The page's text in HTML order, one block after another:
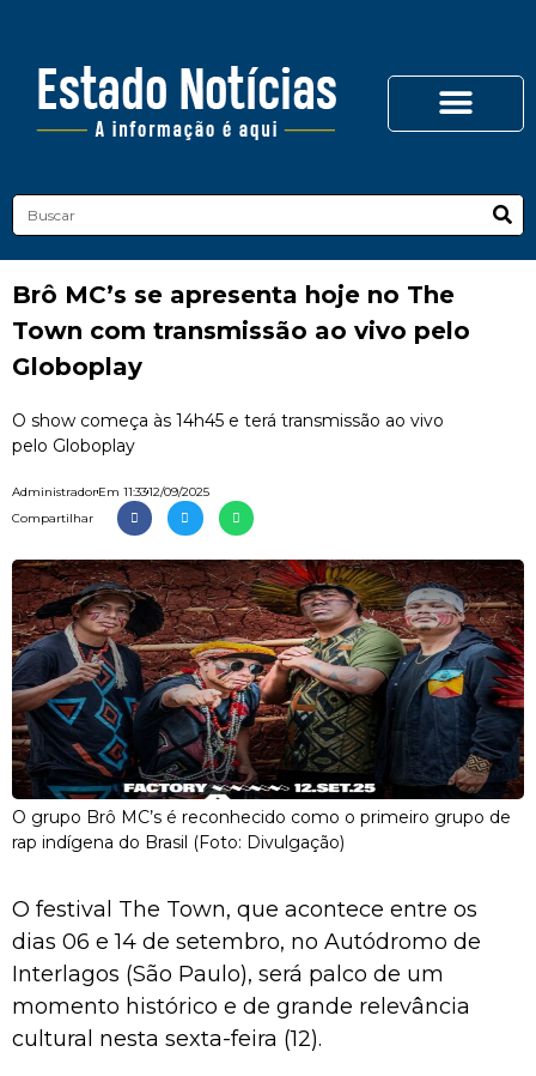
Brô MC’s se apresenta hoje no The
Town com transmissão ao vivo pelo
Globoplay
O show começa às 14h45 e terá transmissão ao vivo
pelo Globoplay
AdministradorEm 11:3312/09/2025
Compartilhar
O grupo Brô MC’s é reconhecido como o primeiro grupo de
rap indígena do Brasil (Foto: Divulgação)
O festival The Town, que acontece entre os
dias 06 e 14 de setembro, no Autódromo de
Interlagos (São Paulo), será palco de um
momento histórico e de grande relevância
cultural nesta sexta-feira (12).